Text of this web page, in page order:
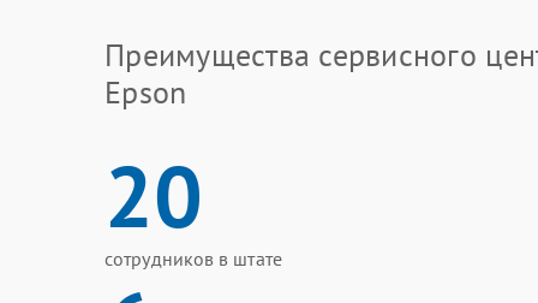
Преимущества сервисного
Epson
20
сотрудников в штате